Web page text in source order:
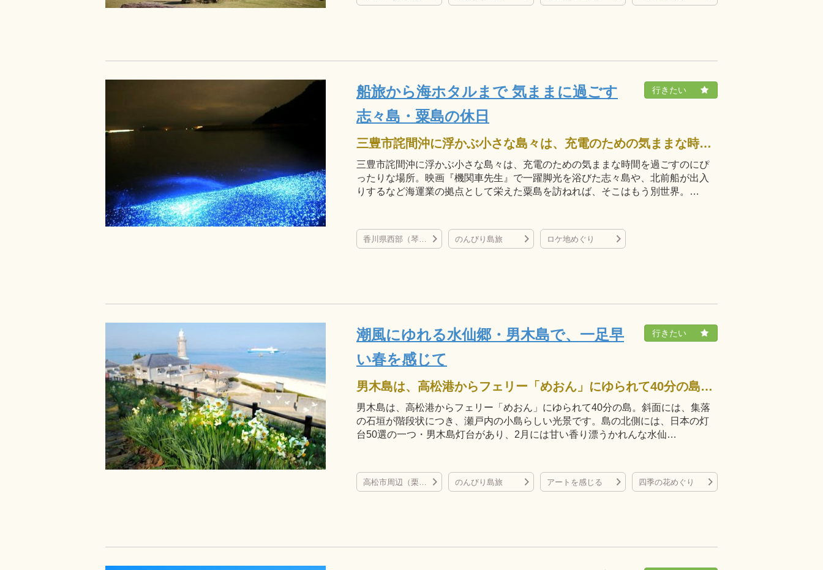
船旅から海ホタルまで 気ままに過ごす
志々島・粟島の休日
三豊市詫間沖に浮かぶ小さな島々は、充電のための気ままな時間を過ごすのにぴったりな場所。映画『機関車先生』で一躍脚光を浴びた志々島や、北前船が出入りするなど海運業の拠点として栄えた粟島を訪ねれば、そこはもう別世界。…
三豊市詫間沖に浮かぶ小さな島々は、充電のための気ままな時間を過ごすのにぴ
ったりな場所。映画『機関車先生』で一躍脚光を浴びた志々島や、北前船が出入
りするなど海運業の拠点として栄えた粟島を訪ねれば、そこはもう別世界。…
香川県西部（琴弾公園など） のんびり島旅 ロケ地めぐり
潮風にゆれる水仙郷・男木島で、一足早
い春を感じて
男木島は、高松港からフェリー「めおん」にゆられて40分の島。斜面には、集落の石垣が階段状につき、瀬戸内の小島らしい光景です。島の北側には、日本の灯台50選の一つ・男木島灯台があり、2月には甘い香り漂うかれんな水仙…
男木島は、高松港からフェリー「めおん」にゆられて40分の島。斜面には、集落
の石垣が階段状につき、瀬戸内の小島らしい光景です。島の北側には、日本の灯
台50選の一つ・男木島灯台があり、2月には甘い香り漂うかれんな水仙…
高松市周辺（栗林公園、屋島、直島など） のんびり島旅 アートを感じる 四季の花めぐり